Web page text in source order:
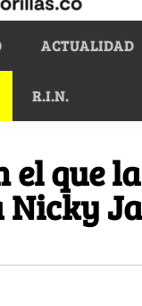
ACTUALIDAD
R.I.N.
el que
Nicky